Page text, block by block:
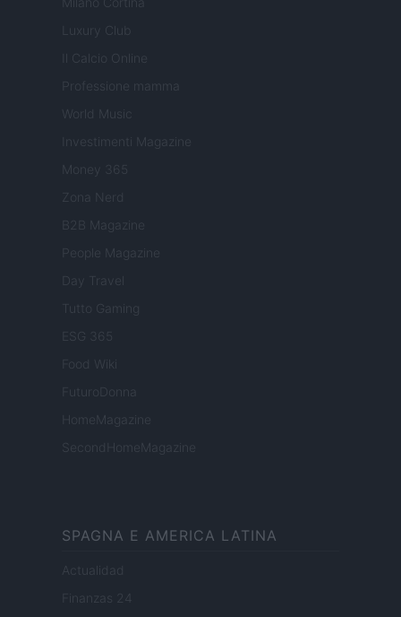
Luxury Club
Il Calcio Online
Professione mamma
World Music
Investimenti Magazine
Money 365
Zona Nerd
B2B Magazine
People Magazine
Day Travel
Tutto Gaming
ESG 365
Food Wiki
FuturoDonna
HomeMagazine
SecondHomeMagazine
SPAGNA E AMERICA LATINA
Actualidad
Finanzas 24